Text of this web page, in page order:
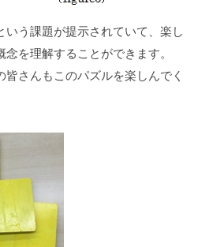
いう課題が提示されていて、楽し
を理解することができます。
さんもこのパズルを楽しんでく